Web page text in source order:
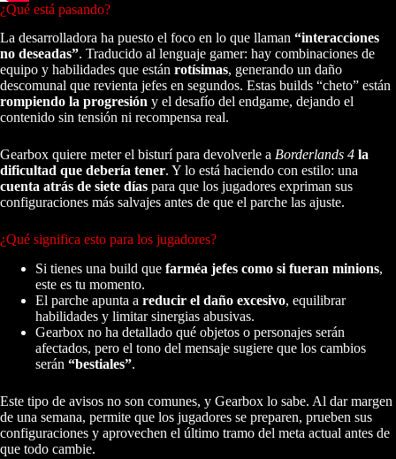
¿Qué está pasando?
La desarrolladora ha puesto el foco en lo que llaman “interacciones
no deseadas”. Traducido al lenguaje gamer: hay combinaciones de
equipo y habilidades que están rotísimas, generando un daño
descomunal que revienta jefes en segundos. Estas builds “cheto” están
rompiendo la progresión y el desafío del endgame, dejando el
contenido sin tensión ni recompensa real.
Gearbox quiere meter el bisturí para devolverle a Borderlands 4 la
dificultad que debería tener. Y lo está haciendo con estilo: una
cuenta atrás de siete días para que los jugadores expriman sus
configuraciones más salvajes antes de que el parche las ajuste.
¿Qué significa esto para los jugadores?
Si tienes una build que farméa jefes como si fueran minions,
este es tu momento.
El parche apunta a reducir el daño excesivo, equilibrar
habilidades y limitar sinergias abusivas.
Gearbox no ha detallado qué objetos o personajes serán
afectados, pero el tono del mensaje sugiere que los cambios
serán “bestiales”.
Este tipo de avisos no son comunes, y Gearbox lo sabe. Al dar margen
de una semana, permite que los jugadores se preparen, prueben sus
configuraciones y aprovechen el último tramo del meta actual antes de
que todo cambie.